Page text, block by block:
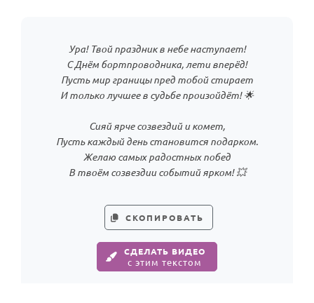
Ура! Твой праздник в небе наступает!
С Днём бортпроводника, лети вперёд!
Пусть мир границы пред тобой стирает
И только лучшее в судьбе произойдёт! 🌟
Сияй ярче созвездий и комет,
Пусть каждый день становится подарком.
Желаю самых радостных побед
В твоём созвездии событий ярком! 💥
СКОПИРОВАТЬ
СДЕЛАТЬ ВИДЕО
с этим текстом